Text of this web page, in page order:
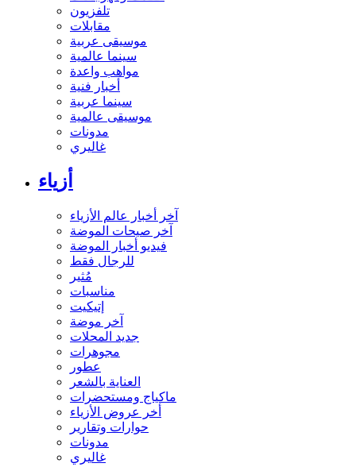
تلفزيون
مقابلات
موسيقى عربية
سينما عالمية
مواهب واعدة
أخبار فنية
سينما عربية
موسيقى عالمية
مدونات
غاليري
أزياء
آخر أخبار عالم الأزياء
آخر صيحات الموضة
فيديو أخبار الموضة
للرجال فقط
مُثير
مناسبات
إتيكيت
آخر موضة
جديد المحلات
مجوهرات
عطور
العناية بالشعر
ماكياج ومستحضرات
أخر عروض الأزياء
حوارات وتقارير
مدونات
غاليري